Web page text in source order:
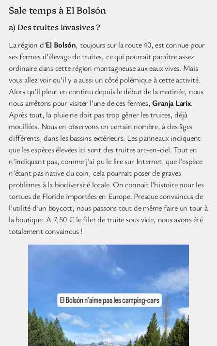
Sale temps à El Bolsón
a) Des truites invasives ?
La région d’El Bolsón, toujours sur la route 40, est connue pour
ses fermes d’élevage de truites, ce qui pourrait paraître assez
ordinaire dans cette région montagneuse aux eaux vives. Mais
vous allez voir qu’il y a aussi un côté polémique à cette activité.
Alors qu’il pleut en continu depuis le début de la matinée, nous
nous arrêtons pour visiter l’une de ces fermes,Granja Larix.
Après tout, la pluie ne doit pas trop gêner les truites, déjà
mouillées. Nous en observons un certain nombre, à des âges
différents, dans les bassins extérieurs. Les panneaux indiquent
que les espèces élevées ici sont des truites arc-en-ciel. Tout en
n’indiquant pas, comme j’ai pu le lire sur Internet, que l’espèce
n’étant pas native du coin, cela pourrait poser de graves
problèmes à la biodiversité locale. On connait l’histoire pour les
tortues de Floride importées en Europe. Presque convaincus de
l’utilité d’un boycott, nous passons tout de même faire un tour à
la boutique. A 7,50 € le filet de truite sous vide, nous avons été
totalement convaincus !